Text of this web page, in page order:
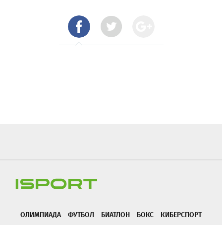
ОЛИМПИАДА ФУТБОЛ БИАТЛОН БОКС
КИБЕРСПОРТ